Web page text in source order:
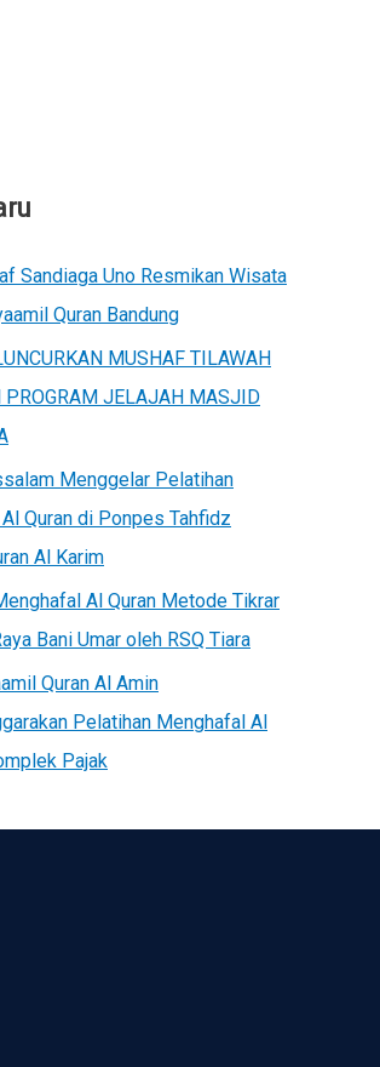
Sandiaga Uno Resmikan Wisata
Quran Bandung
MUSHAF TILAWAH
PROGRAM JELAJAH MASJID
Menggelar Pelatihan
Quran di Ponpes Tahfidz
Al Karim
Al Quran Metode Tikrar
Bani Umar oleh RSQ Tiara
Quran Al Amin
Pelatihan Menghafal Al
Pajak